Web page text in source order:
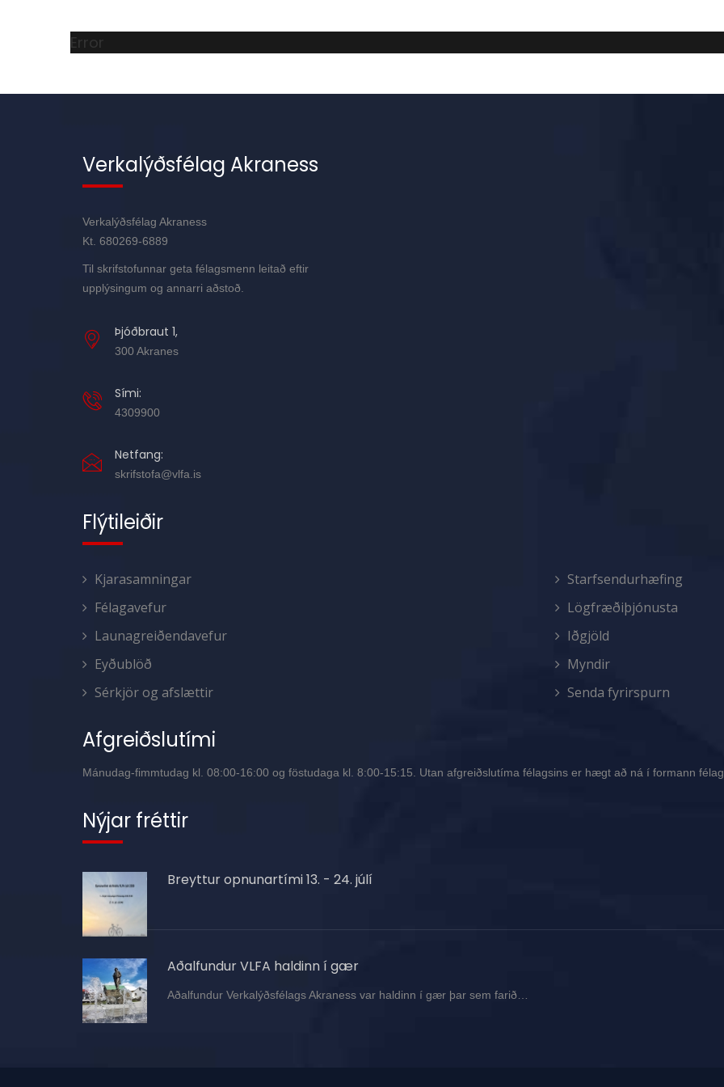
Error
Verkalýðsfélag Akraness
Verkalýðsfélag Akraness
Kt. 680269-6889
Til skrifstofunnar geta félagsmenn leitað eftir
upplýsingum og annarri aðstoð.
Þjóðbraut 1,
300 Akranes
Sími:
4309900
Netfang:
skrifstofa@vlfa.is
Flýtileiðir
Kjarasamningar
Félagavefur
Launagreiðendavefur
Eyðublöð
Sérkjör og afslættir
Starfsendurhæfing
Lögfræðiþjónusta
Iðgjöld
Myndir
Senda fyrirspurn
Afgreiðslutími
Mánudag-fimmtudag kl. 08:00-16:00 og föstudaga kl. 8:00-15:15. Utan afgreiðslutíma félagsins er hægt að ná í formann
Nýjar fréttir
Breyttur opnunartími 13. - 24. júlí
Aðalfundur VLFA haldinn í gær
Aðalfundur Verkalýðsfélags Akraness var haldinn í gær þar sem farið…